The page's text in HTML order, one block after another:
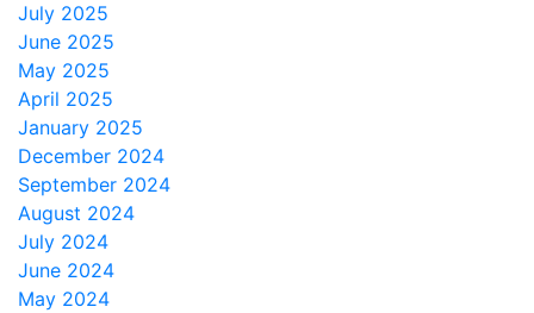
July 2025
June 2025
May 2025
April 2025
January 2025
December 2024
September 2024
August 2024
July 2024
June 2024
May 2024